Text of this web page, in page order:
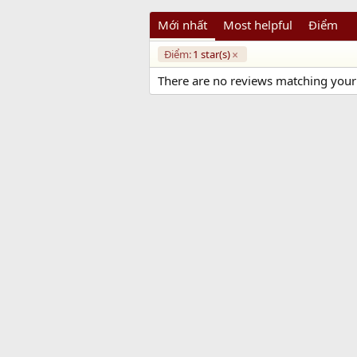
Mới nhất Most helpful Điểm
Điểm:1 star(s)
There are no reviews matching